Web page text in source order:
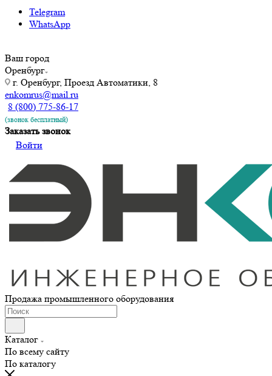
Telegram
WhatsApp
Ваш город
Оренбург
г. Оренбург, Проезд Автоматики, 8
enkomrus@mail.ru
8 (800) 775-86-17
(звонок бесплатный)
Заказать звонок
Войти
Продажа промышленного оборудования
Каталог
По всему сайту
По каталогу